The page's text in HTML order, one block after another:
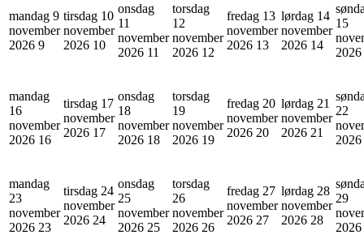
mandag 9
november
2026 9
tirsdag 10
november
2026 10
onsdag
11
november
2026 11
torsdag
12
november
2026 12
fredag 13
november
2026 13
lørdag 14
november
2026 14
15
2026
mandag
16
november
2026 16
tirsdag 17
november
2026 17
onsdag
18
november
2026 18
torsdag
19
november
2026 19
fredag 20
november
2026 20
lørdag 21
november
2026 21
22
2026
mandag
23
november
2026 23
tirsdag 24
november
2026 24
onsdag
25
november
2026 25
torsdag
26
november
2026 26
fredag 27
november
2026 27
lørdag 28
november
2026 28
29
2026